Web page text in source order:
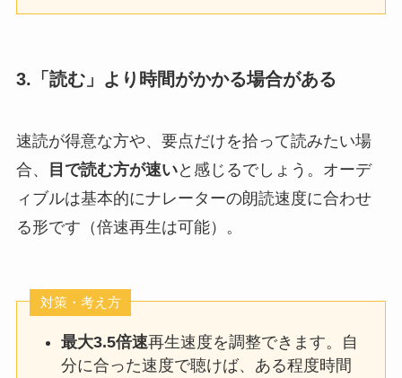
3.「読む」より時間がかかる場合がある
速読が得意な方や、要点だけを拾って読みたい場
合、
目で読む方が速いと感じるでしょう。オーデ
ィブルは基本的にナレーターの朗読速度に合わせ
る形です（倍速再生は可能）。
対策・考え方
最大3.5倍速再生速度を調整できます。自
分に合った速度で聴けば、ある程度時間